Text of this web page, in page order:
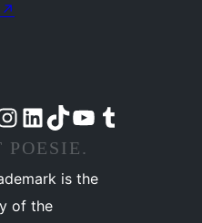
↗
besuchen
Seite besuchen
Instagram-Konto besuchen
Unser LinkedIn-Konto besuchen
Unser TikTok-Konto besuchen
Unseren YouTube-Kanal besuchen
Unser Tumblr-Konto besuchen
POESIE.
is the
of the